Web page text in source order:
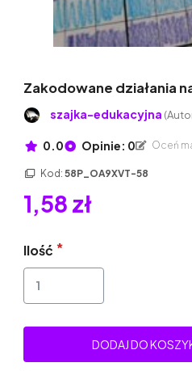
Zakodowane działania
szajka-edukacyjna
0.0 Opinie: 0 Oceń
Kod: 58P_OA9XVT-58
1,58 zł
Ilość
DODAJ DO